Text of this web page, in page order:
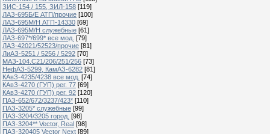
ЗИС-154 / 155, ЗИЛ-158 [119]
ЛАЗ-695Б/Е АТП/прочие [100]
ЛАЗ-695М/Н АТП-14330 [69]
ЛАЗ-695М/Н служебные [61]
ЛАЗ-697*/699* все мод. [79]
ЛАЗ-42021/52523/прочие [81]
ЛиАЗ-5251 / 5256 / 5292 [70]
МАЗ-104.C21/206/251/256 [73]
НефАЗ-5299, КамАЗ-6282 [81]
КАвЗ-4235/4238 все мод. [74]
КАвЗ-4270 (ГУП) рег. 77 [69]
КАвЗ-4270 (ГУП) рег. 92 [120]
ПАЗ-652/672/3237/423* [110]
ПАЗ-3205* служебные [99]
ПАЗ-3204/3205 город. [98]
ПАЗ-3204** Vector, Real [98]
ПАЗ-320405 Vector Next [89]